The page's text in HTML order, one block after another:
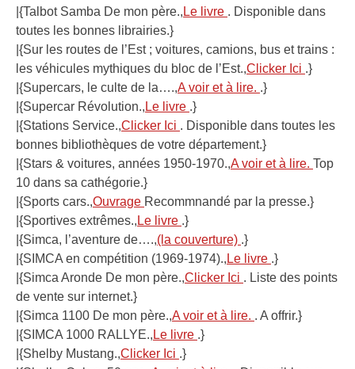
|{Talbot Samba De mon père., Le livre . Disponible dans
toutes les bonnes librairies.}
|{Sur les routes de l’Est ; voitures, camions, bus et trains :
les véhicules mythiques du bloc de l’Est.,Clicker Ici .}
|{Supercars, le culte de la….,A voir et à lire. .}
|{Supercar Révolution., Le livre .}
|{Stations Service.,Clicker Ici . Disponible dans toutes les
bonnes bibliothèques de votre département.}
|{Stars & voitures, années 1950-1970.,A voir et à lire. Top
10 dans sa cathégorie.}
|{Sports cars.,Ouvrage Recommnandé par la presse.}
|{Sportives extrêmes., Le livre .}
|{Simca, l’aventure de….,(la couverture) .}
|{SIMCA en compétition (1969-1974)., Le livre .}
|{Simca Aronde De mon père.,Clicker Ici . Liste des points
de vente sur internet.}
|{Simca 1100 De mon père.,A voir et à lire. . A offrir.}
|{SIMCA 1000 RALLYE., Le livre .}
|{Shelby Mustang.,Clicker Ici .}